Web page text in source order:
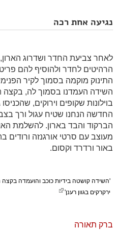
נגיעה אחת רכה
לאחר צביעת החדר ושדרוג
הרהיטים לחדר ולהוסיף להם
התינוק מוקמה בסמוך לקיר
השידה העמדנו בסמוך לה, בקצה
בוילונות שקופים וירוקים,
החדשה הנחנו שטיח עגול ורך
הברקוד והבד בארון. להשלמת
מעוצב עם סרטי אורגנזה
באור ורדרד וקסום.
'השידה קושטה בידיות כוכב והועמדה בקצה
ירקרקים בגוון רענן'
ברק תאורה